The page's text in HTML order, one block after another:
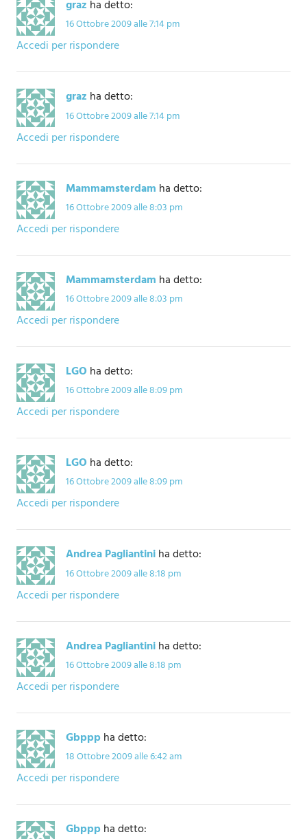
graz ha detto:
16 Ottobre 2009 alle 7:14 pm
Accedi per rispondere
graz ha detto:
16 Ottobre 2009 alle 7:14 pm
Accedi per rispondere
Mammamsterdam ha detto:
16 Ottobre 2009 alle 8:03 pm
Accedi per rispondere
Mammamsterdam ha detto:
16 Ottobre 2009 alle 8:03 pm
Accedi per rispondere
LGO ha detto:
16 Ottobre 2009 alle 8:09 pm
Accedi per rispondere
LGO ha detto:
16 Ottobre 2009 alle 8:09 pm
Accedi per rispondere
Andrea Pagliantiniha detto:
16 Ottobre 2009 alle 8:18 pm
Accedi per rispondere
Andrea Pagliantiniha detto:
16 Ottobre 2009 alle 8:18 pm
Accedi per rispondere
Gbpppha detto:
18 Ottobre 2009 alle 6:42 am
Accedi per rispondere
Gbpppha detto: